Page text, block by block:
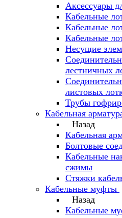
Аксессуары
Кабельные
Кабельные
Кабельные
Несущие
лестничных
листовых
Трубы
Кабельная
Назад
Кабельная
Болтовые
Кабельные
сжимы
Стяжки
Кабельные муфты
Назад
Кабельные